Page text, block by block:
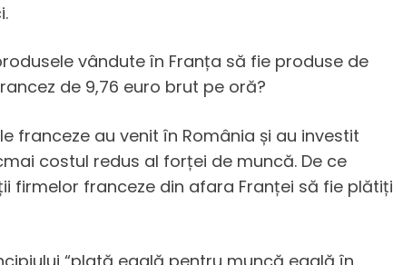
vândute în Franța să fie produse de
de 9,76 euro brut pe oră?
franceze au venit în România și au investit
costul redus al forței de muncă. De ce
firmelor franceze din afara Franței să fie plătiți